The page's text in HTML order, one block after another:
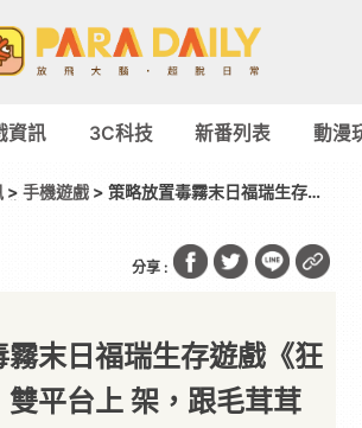
資訊 3C科技 新番列表 動漫
> 手機遊戲> 策略放置毒霧末日福瑞生存遊
分享 :
霧末日福瑞生存遊戲《狂
雙平台上 架，跟毛茸茸